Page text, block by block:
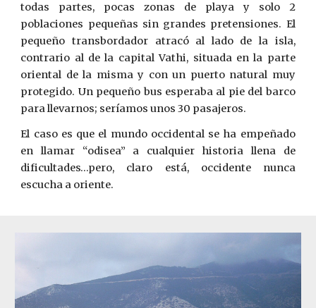
todas partes, pocas zonas de playa y solo 2
poblaciones pequeñas sin grandes pretensiones. El
pequeño transbordador atracó al lado de la isla,
contrario al de la capital Vathi, situada en la parte
oriental de la misma y con un puerto natural muy
protegido. Un pequeño bus esperaba al pie del barco
para llevarnos; seríamos unos 30 pasajeros.
El caso es que el mundo occidental se ha empeñado
en llamar “odisea” a cualquier historia llena de
dificultades…pero, claro está, occidente nunca
escucha a oriente.